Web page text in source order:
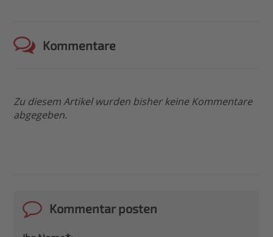
Kommentare
Zu diesem Artikel wurden bisher keine Kommentare
abgegeben.
Kommentar posten